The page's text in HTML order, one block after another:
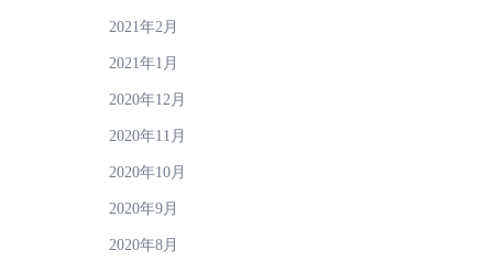
2021年2月
2021年1月
2020年12月
2020年11月
2020年10月
2020年9月
2020年8月